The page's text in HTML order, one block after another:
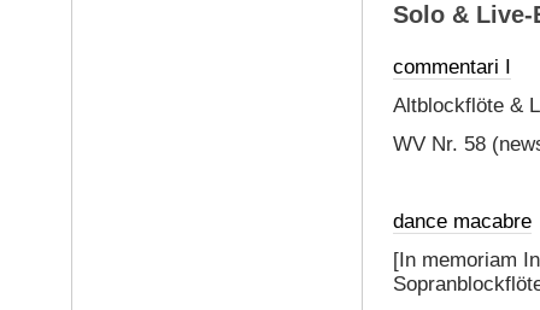
Solo &
commentari I
Altblockflöte &
WV Nr. 58
dance macabre
[In memoriam